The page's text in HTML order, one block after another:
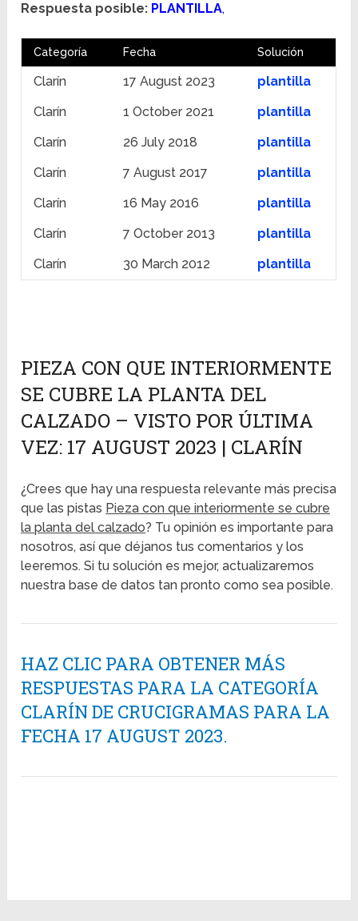
Respuesta posible: PLANTILLA,
Categoría Fecha Solución
Clarín 17 August 2023
plantilla
Clarín
1 October 2021
plantilla
Clarín
26 July 2018
plantilla
Clarín
7 August 2017
plantilla
Clarín
16 May 2016
plantilla
Clarín
7 October 2013
plantilla
Clarín
30 March 2012 plantilla
PIEZA CON QUE INTERIORMENTE
SE CUBRE LA PLANTA DEL
CALZADO – VISTO POR ÚLTIMA
VEZ: 17 AUGUST 2023 | CLARÍN
¿Crees que hay una respuesta relevante más precisa
que las pistas Pieza con que interiormente se cubre
la planta del calzado? Tu opinión es importante para
nosotros, así que déjanos tus comentarios y los
leeremos. Si tu solución es mejor, actualizaremos
nuestra base de datos tan pronto como sea posible.
HAZ CLIC PARA OBTENER MÁS
RESPUESTAS PARA LA CATEGORÍA
CLARÍN DE CRUCIGRAMAS PARA LA
FECHA 17 AUGUST 2023.